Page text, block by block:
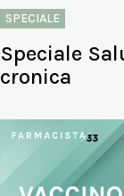
SPECIALE
Speciale
cronica